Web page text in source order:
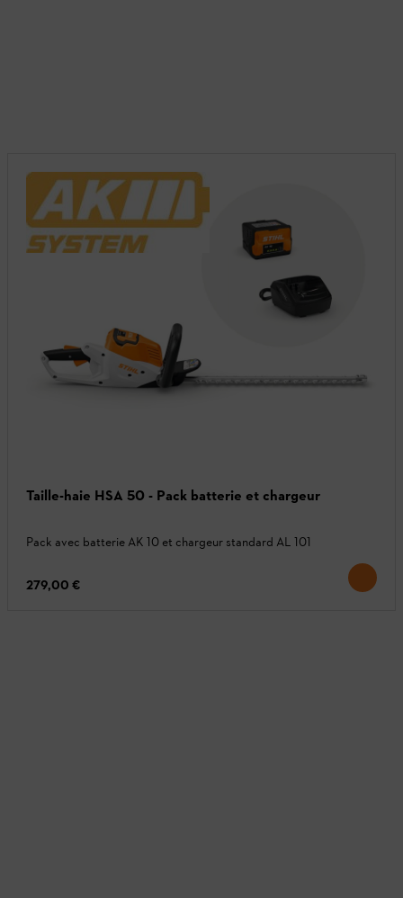
Taille-haie HSA 50 - Pack batterie et chargeur
Pack avec batterie AK 10 et chargeur standard AL 101
279,00 €